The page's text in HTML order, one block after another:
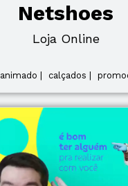
Netshoes
Loja Online
animado | calçados |